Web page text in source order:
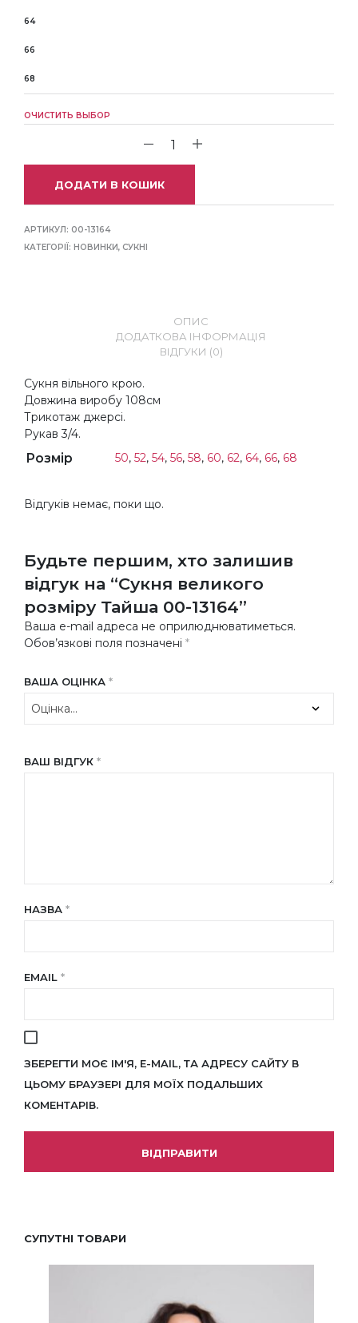
64
66
68
ОЧИСТИТЬ ВЫБОР
ДОДАТИ В КОШИК
АРТИКУЛ: 00-13164
КАТЕГОРІЇ: НОВИНКИ, СУКНІ
ОПИС
ДОДАТКОВА ІНФОРМАЦІЯ
ВІДГУКИ (0)
Сукня вільного крою.
Довжина виробу 108см
Трикотаж джерсі.
Рукав 3/4.
Розмір 50, 52, 54, 56, 58, 60, 62, 64, 66, 68
Відгуків немає, поки що.
Будьте першим, хто залишив
відгук на “Сукня великого
розміру Тайша 00-13164”
Ваша e-mail адреса не оприлюднюватиметься.
Обов’язкові поля позначені *
ВАША ОЦІНКА *
ВАШ ВІДГУК *
НАЗВА *
EMAIL *
ЗБЕРЕГТИ МОЄ ІМ'Я, E-MAIL, ТА АДРЕСУ САЙТУ В
ЦЬОМУ БРАУЗЕРІ ДЛЯ МОЇХ ПОДАЛЬШИХ
КОМЕНТАРІВ.
СУПУТНІ ТОВАРИ